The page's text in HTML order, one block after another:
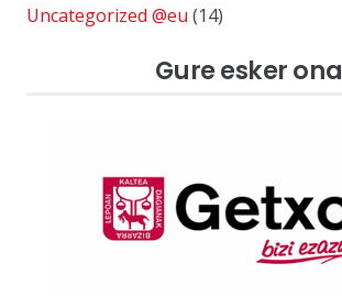
Uncategorized @eu (14)
Gure esker ona